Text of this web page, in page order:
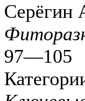
Серёгин
97—105